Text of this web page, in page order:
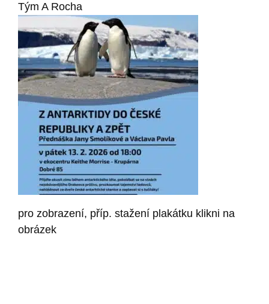
Tým A Rocha
pro zobrazení, příp. stažení plakátku klikni na
obrázek